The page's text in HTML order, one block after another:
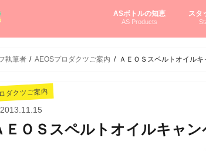
ASボトルの知恵
AS Products
スタ
執筆者 AEOSプロダクツご案内 ＡＥＯＳスペルトオイル
ダクツご案内
2013.11.15
ＥＯＳスペルトオイルキャ